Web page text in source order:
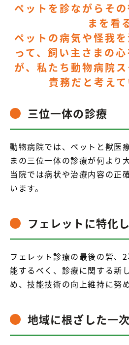
ペットを診ながらそ
まを看
ペットの病気や怪我
って、飼い主さまの
が、私たち動物病院
責務だと考えて
三位一体の診療
動物病院では、ペットと獣医
まの三位一体の診療が何より大
当院では病状や治療内容の正
います。
フェレットに特化
フェレット診療の最後の砦、
能するべく、診療に関する新
め、技能技術の向上維持に努
地域に根ざした一